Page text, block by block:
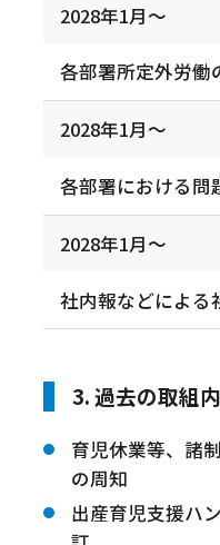
2028年1月～
各部署所定外労働
2028年1月～
各部署における問
2028年1月～
社内報などによる
3. 過去の取組
育児休業等、諸
の周知
出産育児支援ハ